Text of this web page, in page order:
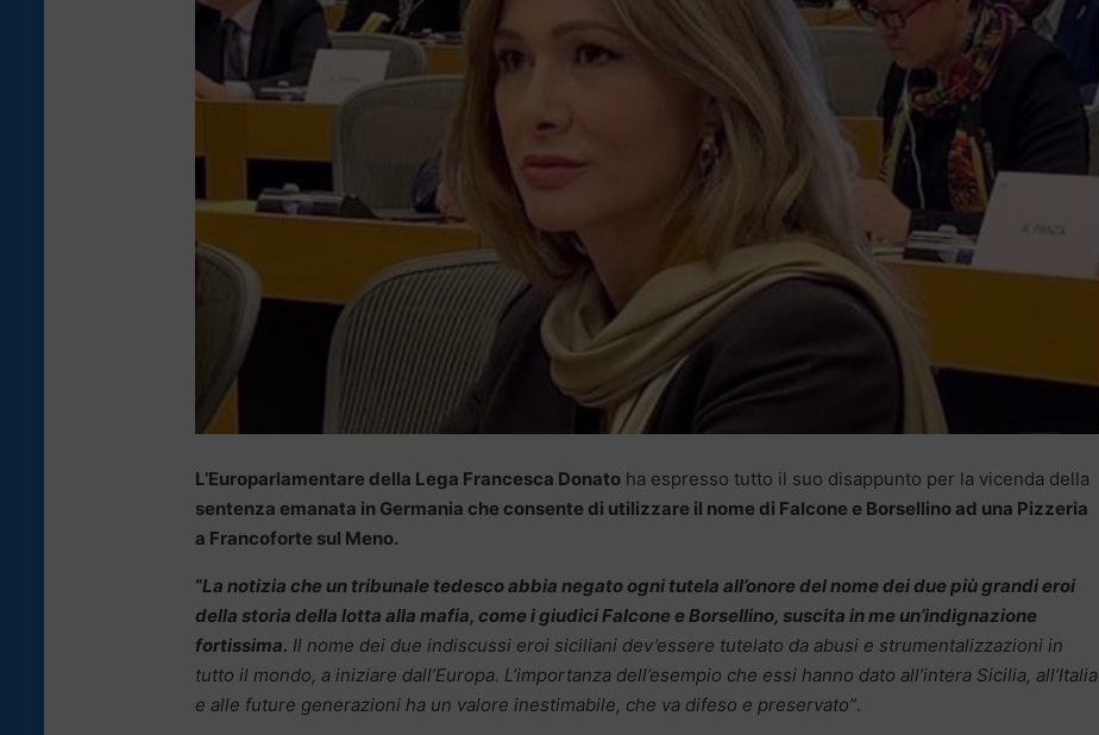
L’Europarlamentare della Lega Francesca Donato ha espresso tutto il suo disappunto per la vicenda della
sentenza emanata in Germania che consente di utilizzare il nome di Falcone e Borsellino ad una Pizzeria
a Francoforte sul Meno.
“La notizia che un tribunale tedesco abbia negato ogni tutela all’onore del nome dei due più grandi eroi
della storia della lotta alla mafia, come i giudici Falcone e Borsellino, suscita in me un’indignazione
fortissima. Il nome dei due indiscussi eroi siciliani dev’essere tutelato da abusi e strumentalizzazioni in
tutto il mondo, a iniziare dall’Europa. L’importanza dell’esempio che essi hanno dato all’intera Sicilia, all’Italia
e alle future generazioni ha un valore inestimabile, che va difeso e preservato”.